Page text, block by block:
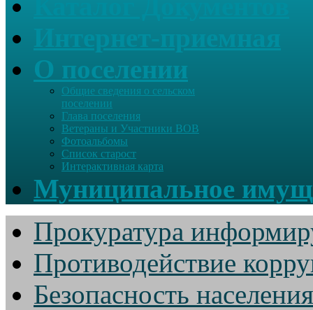
О поселении
Общие сведения о сельском
поселении
Глава поселения
Ветераны и Участники ВОВ
Фотоальбомы
Список старост
Интерактивная карта
Муниципальное
Прокуратура
Противодействие
Безопасность населения